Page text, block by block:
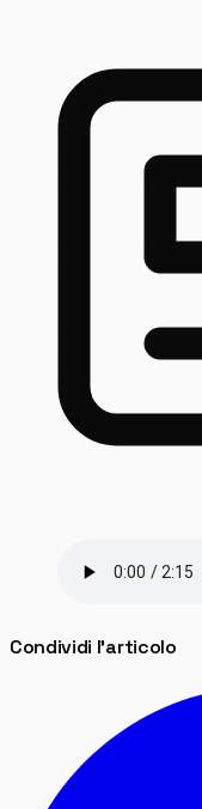
Condividi l'articolo